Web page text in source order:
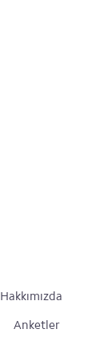
Hakkımızda
Anketler